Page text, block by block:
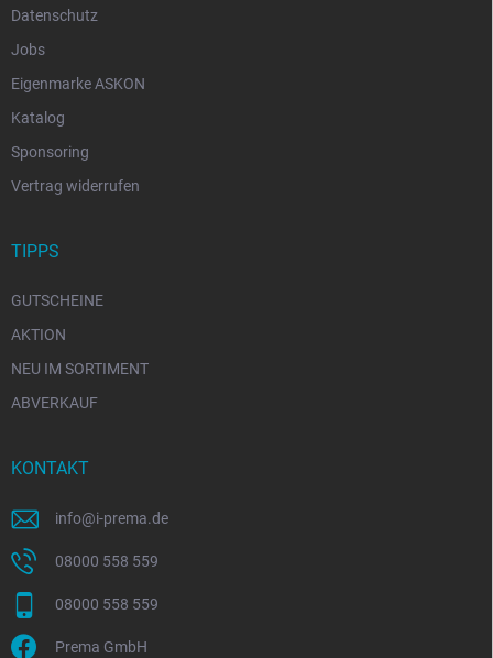
Datenschutz
Jobs
Eigenmarke ASKON
Katalog
Sponsoring
Vertrag widerrufen
TIPPS
GUTSCHEINE
AKTION
NEU IM SORTIMENT
ABVERKAUF
KONTAKT
info@i-prema.de
08000 558 559
08000 558 559
Prema GmbH